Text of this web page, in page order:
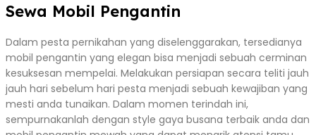
Sewa Mobil Pengantin
Dalam pesta pernikahan yang diselenggarakan, tersedianya
mobil pengantin yang elegan bisa menjadi sebuah cerminan
kesuksesan mempelai. Melakukan persiapan secara teliti jauh
jauh hari sebelum hari pesta menjadi sebuah kewajiban yang
mesti anda tunaikan. Dalam momen terindah ini,
sempurnakanlah dengan style gaya busana terbaik anda dan